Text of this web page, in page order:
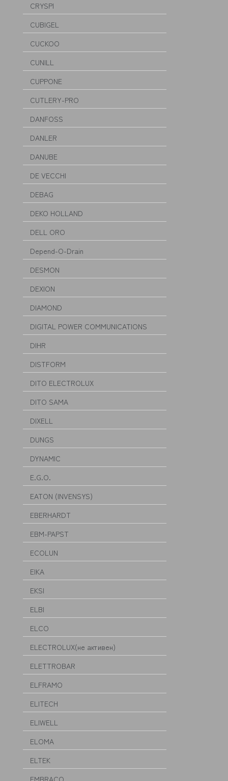
CRYSPI
CUBIGEL
CUCKOO
CUNILL
CUPPONE
CUTLERY-PRO
DANFOSS
DANLER
DANUBE
DE VECCHI
DEBAG
DEKO HOLLAND
DELL ORO
Depend-O-Drain
DESMON
DEXION
DIAMOND
DIGITAL POWER COMMUNICATIONS
DIHR
DISTFORM
DITO ELECTROLUX
DITO SAMA
DIXELL
DUNGS
DYNAMIC
E.G.O.
EATON (INVENSYS)
EBERHARDT
EBM-PAPST
ECOLUN
EIKA
EKSI
ELBI
ELCO
ELECTROLUX(не активен)
ELETTROBAR
ELFRAMO
ELITECH
ELIWELL
ELOMA
ELTEK
EMBRACO